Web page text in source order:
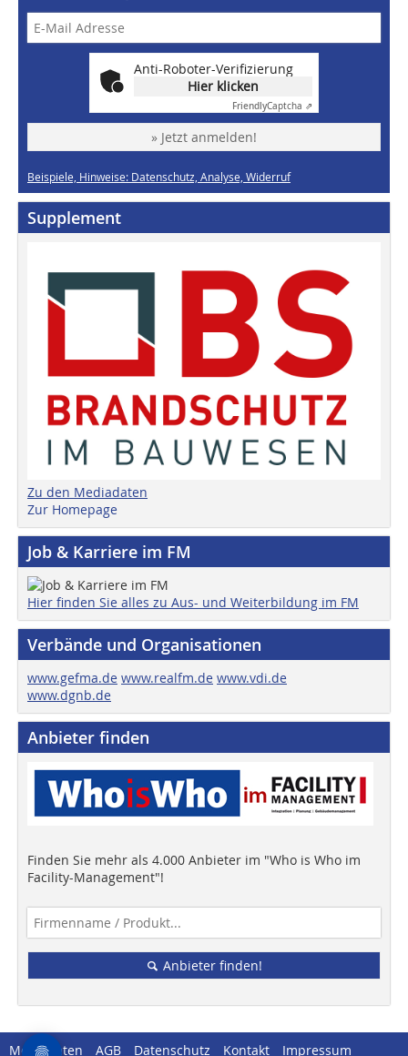
Anti-Roboter-Verifizierung
Hier klicken
FriendlyCaptcha ⇗
» Jetzt anmelden!
Beispiele, Hinweise: Datenschutz, Analyse, Widerruf
Supplement
Zu den Mediadaten
Zur Homepage
Job & Karriere im FM
Hier finden Sie alles zu Aus- und Weiterbildung im FM
Verbände und Organisationen
www.gefma.de www.realfm.de www.vdi.de
www.dgnb.de
Anbieter finden
Finden Sie mehr als 4.000 Anbieter im "Who is Who im
Facility-Management"!
Anbieter finden!
Mediadaten AGB Datenschutz Kontakt Impressum